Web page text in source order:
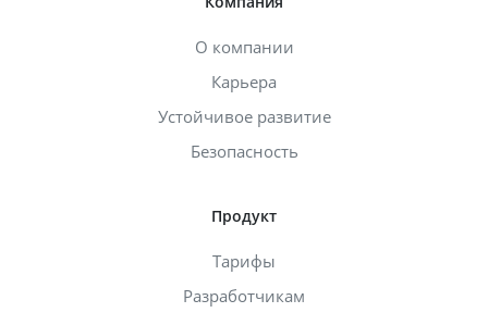
О компании
Карьера
Устойчивое развитие
Безопасность
Продукт
Тарифы
Разработчикам